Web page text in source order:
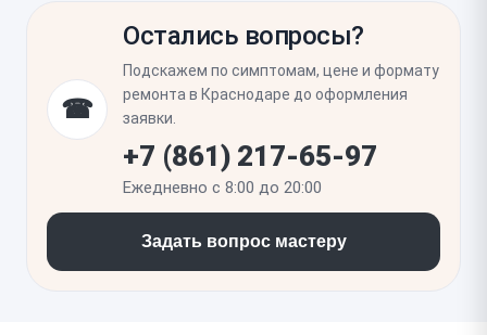
под стеклом и слепых зон сенсора. Также
проверьте яркость, отпечаток пальца под экраном,
работу разговорного динамика и сохранность
влагозащитных уплотнений после сборки.
☎
Остались вопросы?
Подскажем по симптомам, цене и формату
ремонта в Краснодаре до оформления
заявки.
+7 (861) 217-65-97
Ежедневно с 8:00 до 20:00
Задать вопрос мастеру